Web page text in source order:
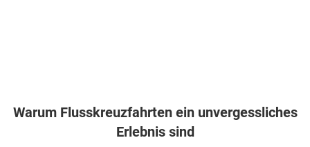
Warum Flusskreuzfahrten ein unvergessliches
Erlebnis sind